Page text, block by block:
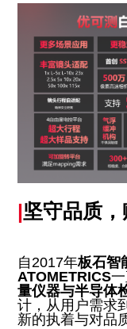
|坚守品质
自2017年板石智
ATOMETRICS
量仪器与半导体
计，从用户需求
新的执着与对品